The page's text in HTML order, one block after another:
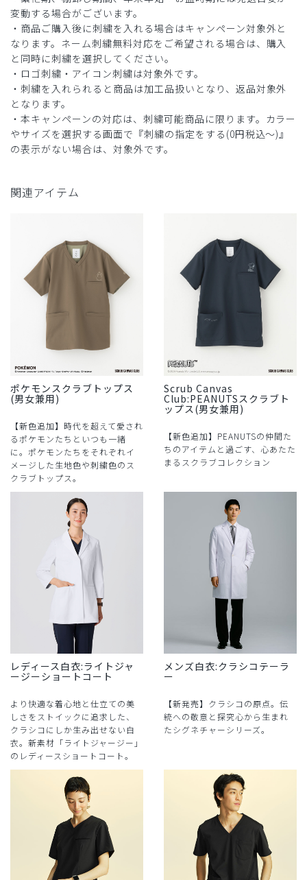
変動する場合がございます。
・商品ご購入後に刺繍を入れる場合はキャンペーン対象外と
なります。ネーム刺繍無料対応をご希望される場合は、購入
と同時に刺繍を選択してください。
・ロゴ刺繍・アイコン刺繍は対象外です。
・刺繍を入れられると商品は加工品扱いとなり、返品対象外
となります。
・本キャンペーンの対応は、刺繍可能商品に限ります。カラー
やサイズを選択する画面で『刺繍の指定をする(0円税込〜)』
の表示がない場合は、対象外です。
関連アイテム
ポケモンスクラブトップス
(男女兼用)
【新色追加】時代を超えて愛され
るポケモンたちといつも一緒
に。ポケモンたちをそれぞれイ
メージした生地色や刺繍色のス
クラブトップス。
Scrub Canvas
Club:PEANUTSスクラブト
ップス(男女兼用)
【新色追加】PEANUTSの仲間た
ちのアイテムと過ごす、心あたた
まるスクラブコレクション
レディース白衣:ライトジャ
ージーショートコート
より快適な着心地と仕立ての美
しさをストイックに追求した、
クラシコにしか生み出せない白
衣。新素材「ライトジャージー」
のレディースショートコート。
メンズ白衣:クラシコテーラ
ー
【新発売】クラシコの原点。伝
統への敬意と探究心から生まれ
たシグネチャーシリーズ。